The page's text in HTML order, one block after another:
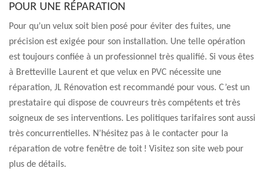
POUR UNE RÉPARATION
Pour qu’un velux soit bien posé pour éviter des fuites, une
précision est exigée pour son installation. Une telle opération
est toujours confiée à un professionnel très qualifié. Si vous êtes
à Bretteville Laurent et que velux en PVC nécessite une
réparation, JL Rénovation est recommandé pour vous. C’est un
prestataire qui dispose de couvreurs très compétents et très
soigneux de ses interventions. Les politiques tarifaires sont aussi
très concurrentielles. N’hésitez pas à le contacter pour la
réparation de votre fenêtre de toit ! Visitez son site web pour
plus de détails.